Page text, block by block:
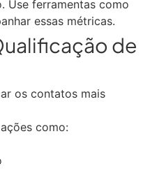
Use ferramentas como
essas métricas.
de
os contatos mais
como: